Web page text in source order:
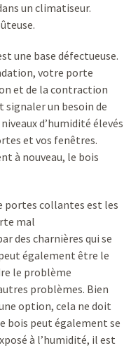
un climatiseur.
une base défectueuse.
votre porte
et de la contraction
signaler un besoin de
d’humidité élevés
et vos fenêtres.
à nouveau, le bois
portes collantes est les
mal
des charnières qui se
également être le
le problème
problèmes. Bien
option, cela ne doit
bois peut également se
à l’humidité, il est